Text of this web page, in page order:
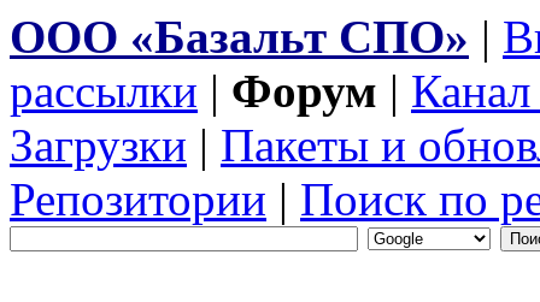
ООО «Базальт СПО» |
рассылки | Форум |
Загрузки | Пакеты и
Репозитории | Поиск по